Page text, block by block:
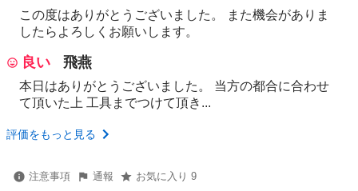
この度はありがとうございました。 また機会がありま
したらよろしくお願いします。
良い 飛燕
本日はありがとうございました。 当方の都合に合わせ
て頂いた上 工具までつけて頂き...
評価をもっと見る
注意事項 通報 お気に入り 9